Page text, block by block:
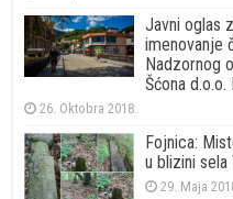
Javni oglas
imenovanje
Nadzornog
Šćona d.o.o.
26. Oktobra 2018.
Fojnica:
u blizini sela
29. Maja